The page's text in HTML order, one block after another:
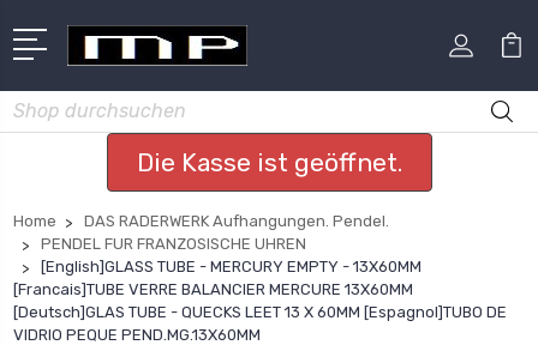
Suchen
Die Kasse ist geöffnet.
Home
DAS RADERWERK Aufhangungen. Pendel.
PENDEL FUR FRANZOSISCHE UHREN
[English]GLASS TUBE - MERCURY EMPTY - 13X60MM
[Francais]TUBE VERRE BALANCIER MERCURE 13X60MM
[Deutsch]GLAS TUBE - QUECKS LEET 13 X 60MM [Espagnol]TUBO DE
VIDRIO PEQUE PEND.MG.13X60MM